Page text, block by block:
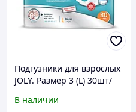
Подгузники для взрослых
JOLY. Размер 3 (L) 30шт/
В наличии